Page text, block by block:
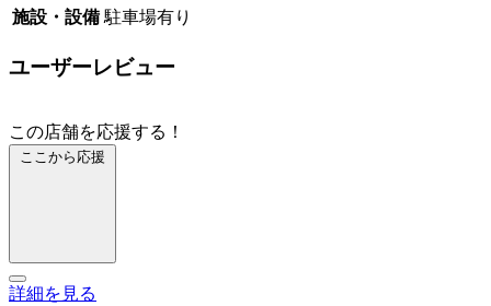
施設・設備 駐車場有り
ユーザーレビュー
この店舗を応援する！
ここから応援
詳細を見る